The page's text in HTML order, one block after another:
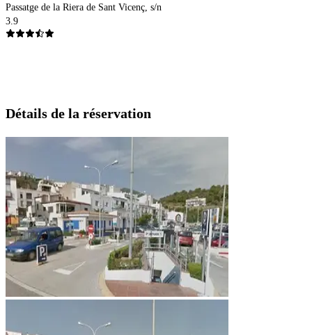
Passatge de la Riera de Sant Vicenç, s/n
3.9
Détails de la réservation